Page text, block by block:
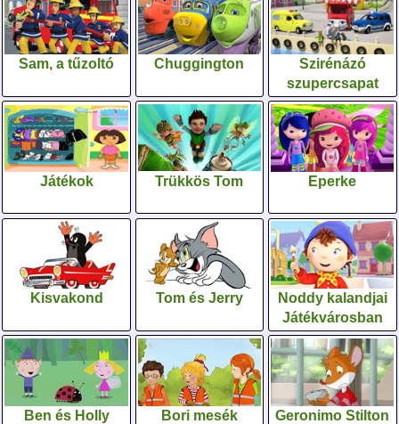
Sam, a tűzoltó Chuggington
Szirénázó
szupercsapat
Játékok Trükkös Tom Eperke
Kisvakond Tom és Jerry
Noddy kalandjai
Játékvárosban
Ben és Holly Bori mesék Geronimo Stilton